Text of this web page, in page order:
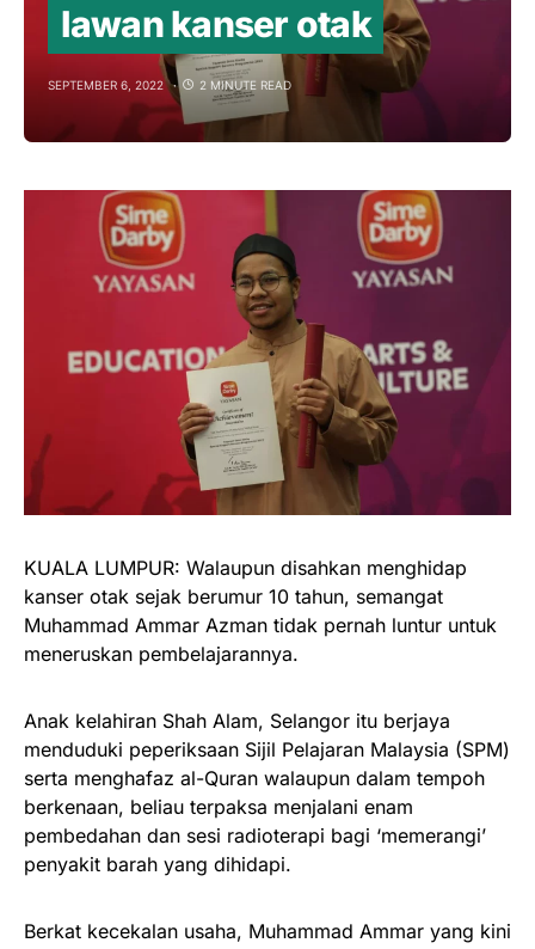
lawan kanser otak
SEPTEMBER 6, 2022 2 MINUTE READ
KUALA LUMPUR: Walaupun disahkan menghidap
kanser otak sejak berumur 10 tahun, semangat
Muhammad Ammar Azman tidak pernah luntur untuk
meneruskan pembelajarannya.
Anak kelahiran Shah Alam, Selangor itu berjaya
menduduki peperiksaan Sijil Pelajaran Malaysia (SPM)
serta menghafaz al-Quran walaupun dalam tempoh
berkenaan, beliau terpaksa menjalani enam
pembedahan dan sesi radioterapi bagi ‘memerangi’
penyakit barah yang dihidapi.
Berkat kecekalan usaha, Muhammad Ammar yang kini